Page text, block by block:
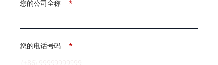
*
您的公司全称
*
您的电话号码